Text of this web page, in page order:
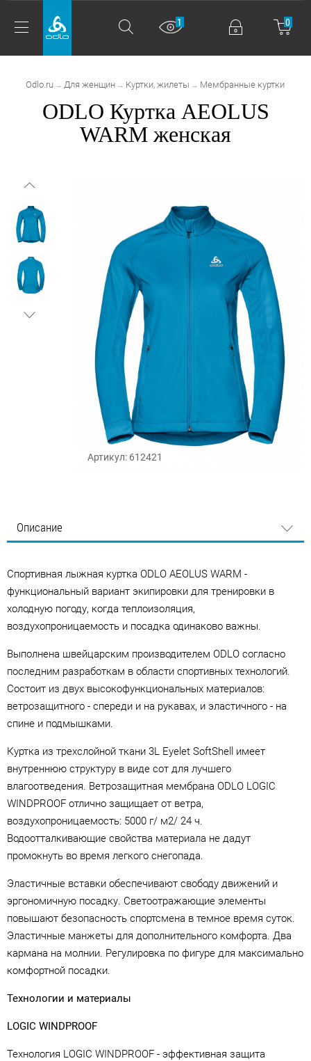
0
1
Odlo.ru → Для женщин → Куртки, жилеты → Мембранные куртки
ODLO Куртка AEOLUS
WARM женская
Артикул: 612421
Описание
Cпортивная лыжная куртка ODLO AEOLUS WARM -
функциональный вариант экипировки для тренировки в
холодную погоду, когда теплоизоляция,
воздухопроницаемость и посадка одинаково важны.
Выполнена швейцарским производителем ODLO согласно
последним разработкам в области спортивных технологий.
Состоит из двух высокофункциональных материалов:
ветрозащитного - спереди и на рукавах, и эластичного - на
спине и подмышками.
Куртка из трехслойной ткани 3L Eyelet SoftShell имеет
внутреннюю структуру в виде сот для лучшего
влагоотведения. Ветрозащитная мембрана ODLO LOGIC
WINDPROOF отлично защищает от ветра,
воздухопроницаемость: 5000 г/ м2/ 24 ч.
Водоотталкивающие свойства материала не дадут
промокнуть во время легкого снегопада.
Эластичные вставки обеспечивают свободу движений и
эргономичную посадку. Cветоотражающие элементы
повышают безопасность спортсмена в темное время суток.
Эластичные манжеты для дополнительного комфорта. Два
кармана на молнии. Регулировка по фигуре для максимально
комфортной посадки.
Технологии и материалы
LOGIC WINDPROOF
Технология LOGIC WINDPROOF - эффективная защита